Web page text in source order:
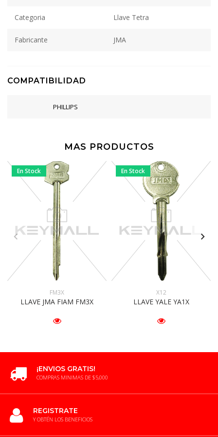
Categoria Llave Tetra
Fabricante JMA
COMPATIBILIDAD
PHILLIPS
MAS PRODUCTOS
En Stock
FM3X
LLAVE JMA FIAM FM3X
En Stock
X12
LLAVE YALE YA1X
¡ENVIOS GRATIS!
COMPRAS MINIMAS DE $5,000
REGISTRATE
Y OBTÉN LOS BENEFICIOS